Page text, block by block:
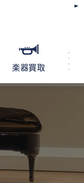
ピアノ
楽器買取